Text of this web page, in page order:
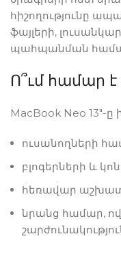
հիշողությունը
ֆայլերի,
պահպանման
Ո՞ւմ համար է
MacBook Neo 13″-
ուսանողների
բլոգերների և
հեռավար
նրանց համար,